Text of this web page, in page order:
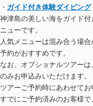
・ ガイド付き体験ダイビング
神津島の美しい海をガイド
ニューです。
人気メニューは混み合う場
予約がおすすめです。
なお、オプショナルツアー
のみお申込みいただけます。
ツアーご予約時にあわせてお
すでにご予約済みのお客様